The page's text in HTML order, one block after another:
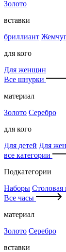
Золото
вставки
бриллиант
для кого
Для женщин
Все шнурки
материал
Золото Серебро
для кого
Для детей Для
все категории
Подкатегории
Наборы Столовая
Все часы
материал
Золото Серебро
вставки